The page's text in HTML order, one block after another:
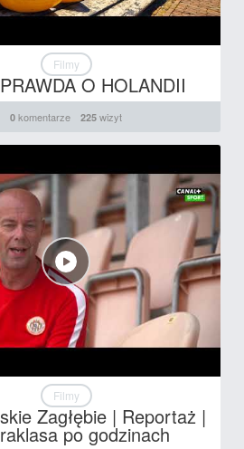
Filmy
O HOLANDII
0 komentarze 225 wizyt
Filmy
Zagłębie | Reportaż |
po godzinach